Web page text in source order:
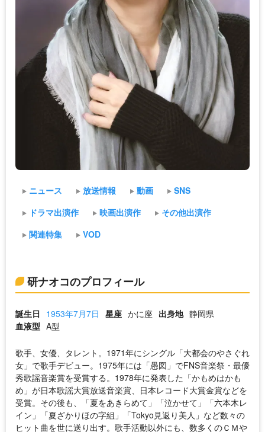
ニュース 放送情報 動画
SNS
ドラマ出演作
映画出演作
その他出演作
関連特集
VOD
研ナオコのプロフィール
誕生日 1953年7月7日 星座 かに座 出身地 静岡県
血液型 A型
歌手、女優、タレント。1971年にシングル「大都会のやさぐれ
女」で歌手デビュー。1975年には「愚図」でFNS音楽祭・最優
秀歌謡音楽賞を受賞する。1978年に発表した「かもめはかも
め」が日本歌謡大賞放送音楽賞、日本レコード大賞金賞などを
受賞。その後も、「夏をあきらめて」「泣かせて」「六本木レ
イン」「夏ざかりほの字組」「Tokyo見返り美人」など数々の
ヒット曲を世に送り出す。歌手活動以外にも、数多くのＣＭや